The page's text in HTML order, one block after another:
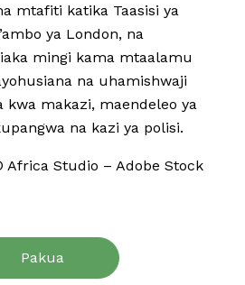
mtafiti katika Taasisi ya
ya London, na
mingi kama mtaalamu
na uhamishwaji
makazi, maendeleo ya
na kazi ya polisi.
Africa Studio – Adobe Stock
Pakua